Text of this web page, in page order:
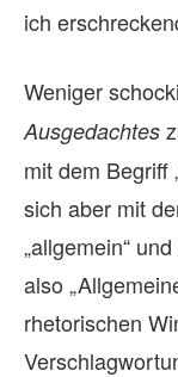
ich
Weniger
Ausgedachtes
mit dem Begriff
sich aber mit
„allgemein“
also
rhetorischen